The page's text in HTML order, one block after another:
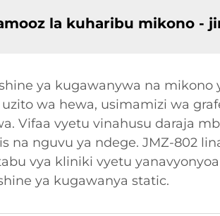
la kuharibu mikono -
ya kugawanywa na mikono
wa hewa, usimamizi wa
Vifaa vyetu vinahusu daraja
na nguvu ya ndege. JMZ-802
vya kliniki vyetu
ya kugawanya static.